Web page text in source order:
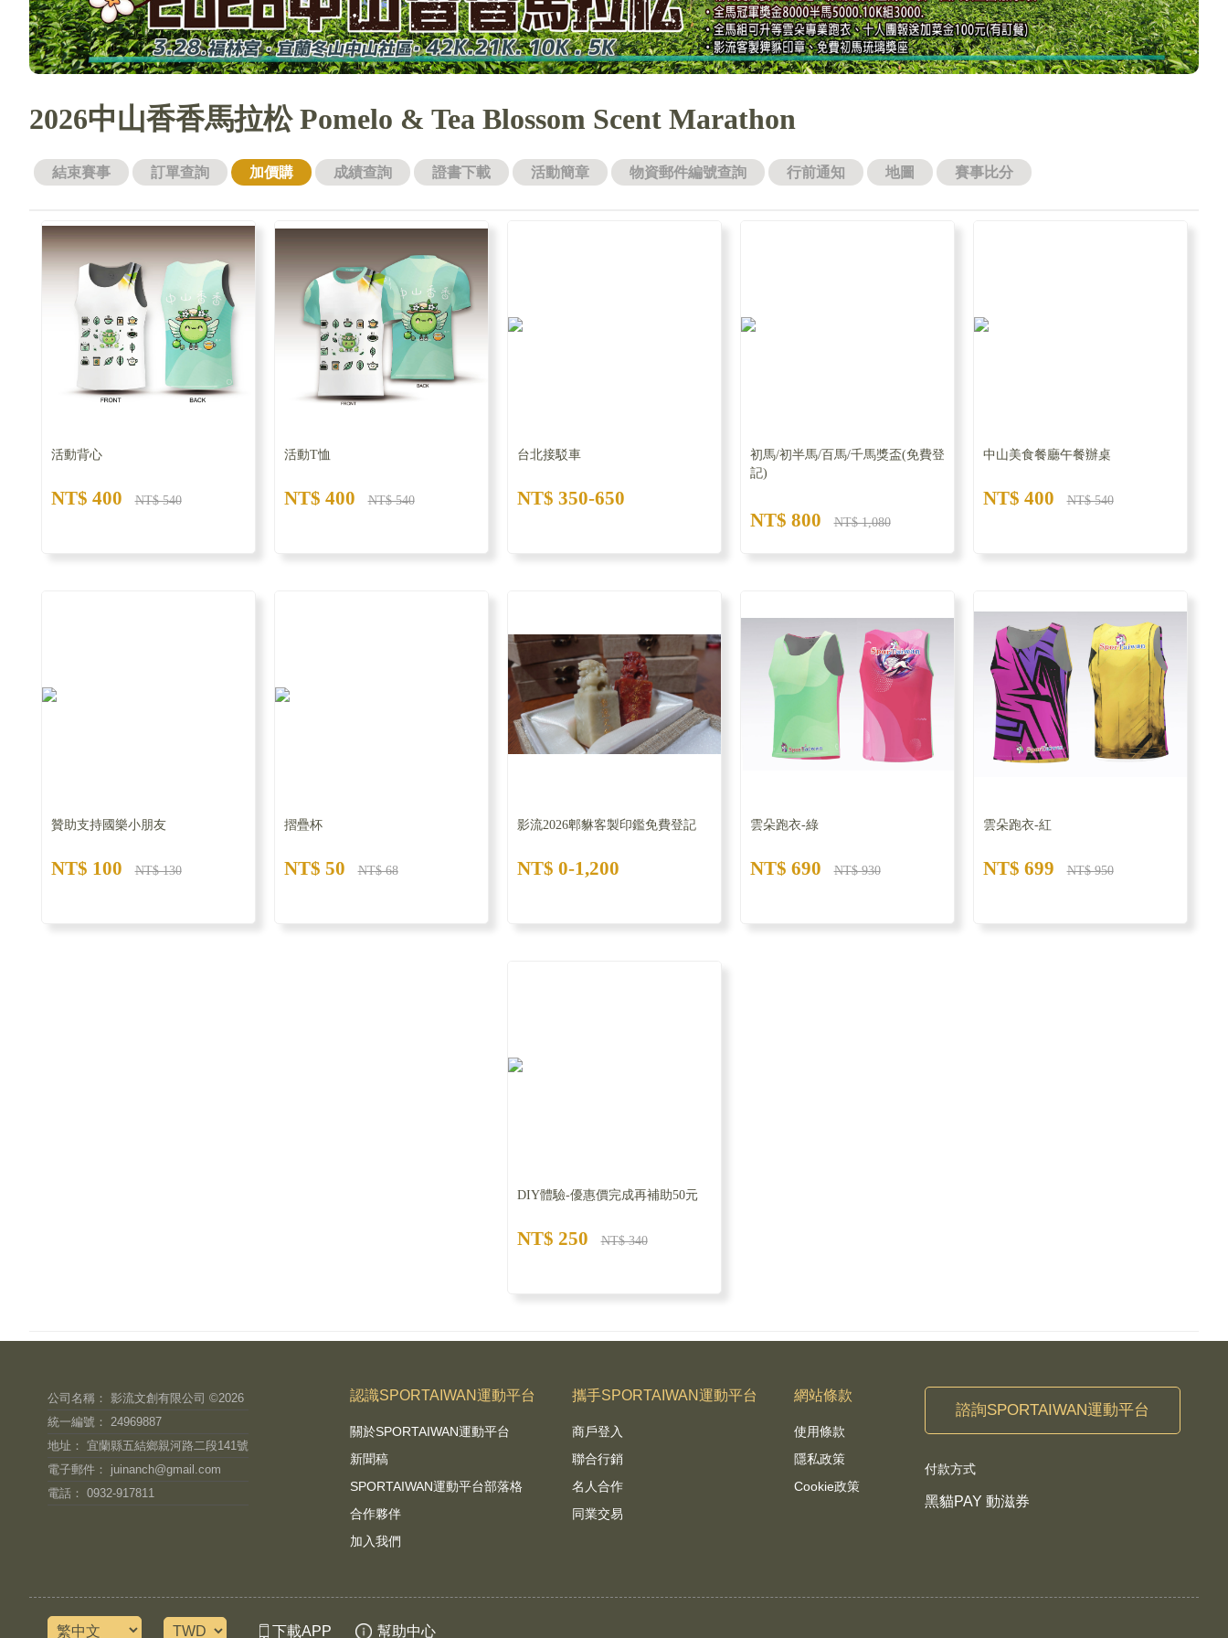
2026中山香香馬拉松 Pomelo & Tea Blossom Scent Marathon
結束賽事 訂單查詢 加價購 成績查詢 證書下載 活動簡章 物資郵件編號查詢 行前通知 地圖 賽事比分
活動背心
NT$ 400 NT$ 540
活動T恤
NT$ 400 NT$ 540
台北接駁車
NT$ 350-650
初馬/初半馬/百馬/千馬獎盃(免費登
記)
NT$ 800 NT$ 1,080
中山美食餐廳午餐辦桌
NT$ 400 NT$ 540
贊助支持國樂小朋友
NT$ 100 NT$ 130
摺疊杯
NT$ 50 NT$ 68
影流2026郫貅客製印鑑免費登記
NT$ 0-1,200
雲朵跑衣-綠
NT$ 690 NT$ 930
雲朵跑衣-紅
NT$ 699 NT$ 950
DIY體驗-優惠價完成再補助50元
NT$ 250 NT$ 340
公司名稱： 影流文創有限公司 ©2026
統一編號： 24969887
地址： 宜蘭縣五結鄉親河路二段141號
電子郵件： juinanch@gmail.com
電話： 0932-917811
認識SPORTAIWAN運動平台
關於SPORTAIWAN運動平台
新聞稿
SPORTAIWAN運動平台部落格
合作夥伴
加入我們
攜手SPORTAIWAN運動平台
商戶登入
聯合行銷
名人合作
同業交易
網站條款
使用條款
隱私政策
Cookie政策
諮詢SPORTAIWAN運動平台
付款方式
黑貓PAY 動滋券
下載APP 幫助中心